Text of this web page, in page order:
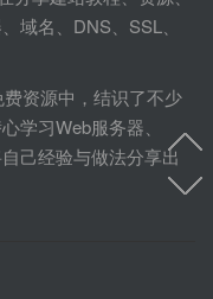
域名、DNS、SSL、
资源中，结识了不少
学习Web服务器、
己经验与做法分享出